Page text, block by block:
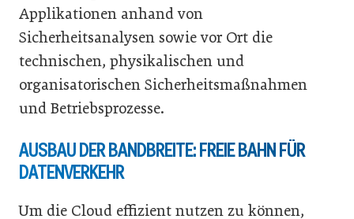
Applikationen anhand von
Sicherheitsanalysen sowie vor Ort die
technischen, physikalischen und
organisatorischen Sicherheitsmaßnahmen
und Betriebsprozesse.
AUSBAU DER BANDBREITE: FREIE BAHN FÜR
DATENVERKEHR
Um die Cloud effizient nutzen zu können,